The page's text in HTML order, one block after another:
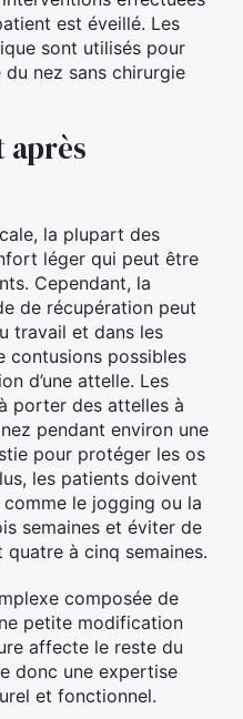
est éveillé. Les
sont utilisés pour
nez sans chirurgie
après
la plupart des
léger qui peut être
Cependant, la
de récupération peut
travail et dans les
contusions possibles
d’une attelle. Les
porter des attelles à
pendant environ une
pour protéger les os
les patients doivent
le jogging ou la
semaines et éviter de
à cinq semaines.
composée de
petite modification
affecte le reste du
donc une expertise
et fonctionnel.